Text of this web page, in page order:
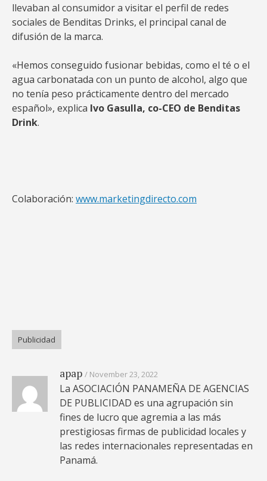
llevaban al consumidor a visitar el perfil de redes
sociales de Benditas Drinks, el principal canal de
difusión de la marca.
«Hemos conseguido fusionar bebidas, como el té o el
agua carbonatada con un punto de alcohol, algo que
no tenía peso prácticamente dentro del mercado
español», explica Ivo Gasulla, co-CEO de Benditas
Drink.
Colaboración: www.marketingdirecto.com
Publicidad
apap November 23, 2022
La ASOCIACIÓN PANAMEÑA DE AGENCIAS
DE PUBLICIDAD es una agrupación sin
fines de lucro que agremia a las más
prestigiosas firmas de publicidad locales y
las redes internacionales representadas en
Panamá.